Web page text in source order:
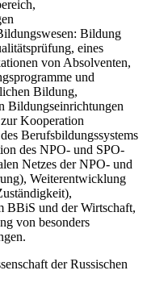
Bildung
eines
von Absolventen,
und
Bildung,
Bildungseinrichtungen
Kooperation
Berufsbildungssystems
des NPO- und SPO-
Netzes der NPO- und
Weiterentwicklung
BBiS und der Wirtschaft,
von besonders
der Russischen